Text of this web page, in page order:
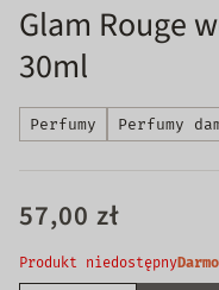
Glam Rouge
30ml
Perfumy Perfumy
57,00 zł
Produkt niedostępny